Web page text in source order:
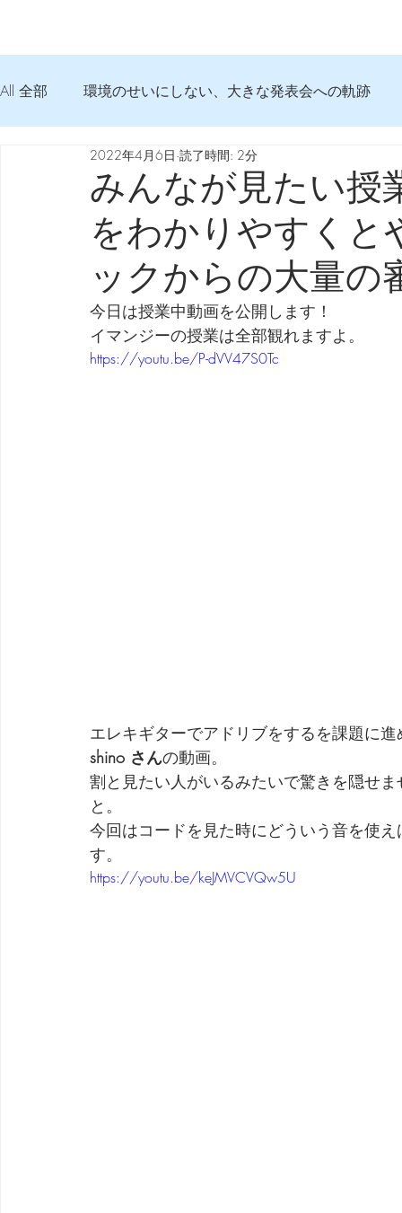
All 全部 環境のせいにしない、大きな発表会への軌跡
弦交換の記録 DTM 始める 知っておきたいコト
Imanjy Studio 使われているモノ 食べんじーの美味
劇団 Avan 劇伴が出来るまでを追ったドキュメンタリー
みんなが見たい授
をわかりやすくと
ックからの大量の
2022年4月6日 読了時間: 2分
今日は授業中動画を公開します！
イマンジーの授業は全部観れますよ。
https://youtu.be/P-dVV47S0Tc
エレキギターでアドリブをするを課題に
shino さんの動画。
割と見たい人がいるみたいで驚きを隠せ
と。
今回はコードを見た時にどういう音を使
す。
https://youtu.be/keJMVCVQw5U